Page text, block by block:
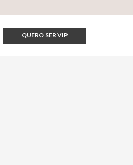
QUERO SER VIP